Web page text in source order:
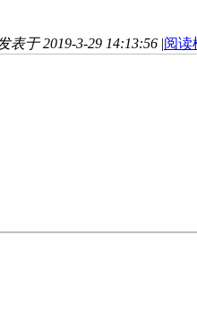
表于 2019-3-29 14:13:56 |阅读